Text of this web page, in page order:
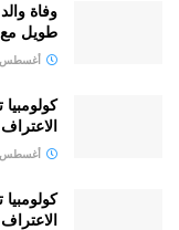
وفاة
طويل
أغسطس 8, 2026
أغسطس 8, 2026